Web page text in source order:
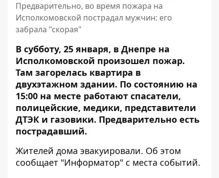
Предварительно, во время пожара на
Исполкомовской пострадал мужчин: его
забрала "скорая"
В субботу, 25 января, в Днепре на
Исполкомовской произошел пожар.
Там загорелась квартира в
двухэтажном здании. По состоянию на
15:00 на месте работают спасатели,
полицейские, медики, представители
ДТЭК и газовики. Предварительно есть
пострадавший.
Жителей дома эвакуировали. Об этом
сообщает "Информатор" с места событий.